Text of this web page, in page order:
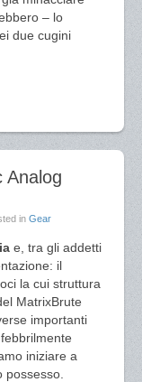
– lo
due cugini
Analog
in Gear
e, tra gli addetti
il
la cui struttura
MatrixBrute
importanti
iniziare a